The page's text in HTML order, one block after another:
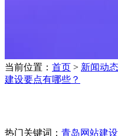
当前位置： 首页 > 新闻动态
建设要点有哪些？
热门关键词： 青岛网站建设